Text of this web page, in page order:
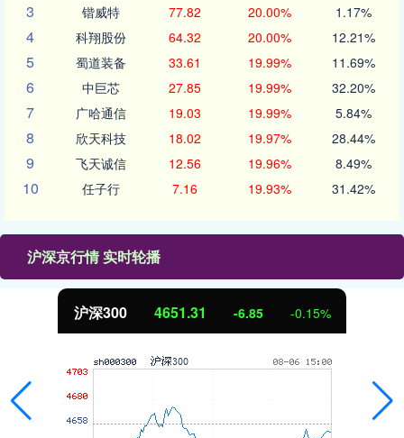
3 锴威特 77.82 20.00% 1.17%
4 科翔股份 64.32 20.00% 12.21%
5 蜀道装备 33.61 19.99% 11.69%
6 中巨芯 27.85 19.99% 32.20%
7 广哈通信 19.03 19.99% 5.84%
8 欣天科技 18.02 19.97% 28.44%
9 飞天诚信 12.56 19.96% 8.49%
10 任子行 7.16 19.93% 31.42%
沪深京行情 实时轮播
沪深300 4651.31 -6.85 -0.15%